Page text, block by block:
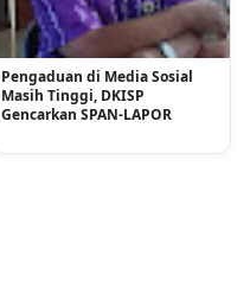
Pengaduan di Media Sosial
Masih Tinggi, DKISP
Gencarkan SPAN-LAPOR